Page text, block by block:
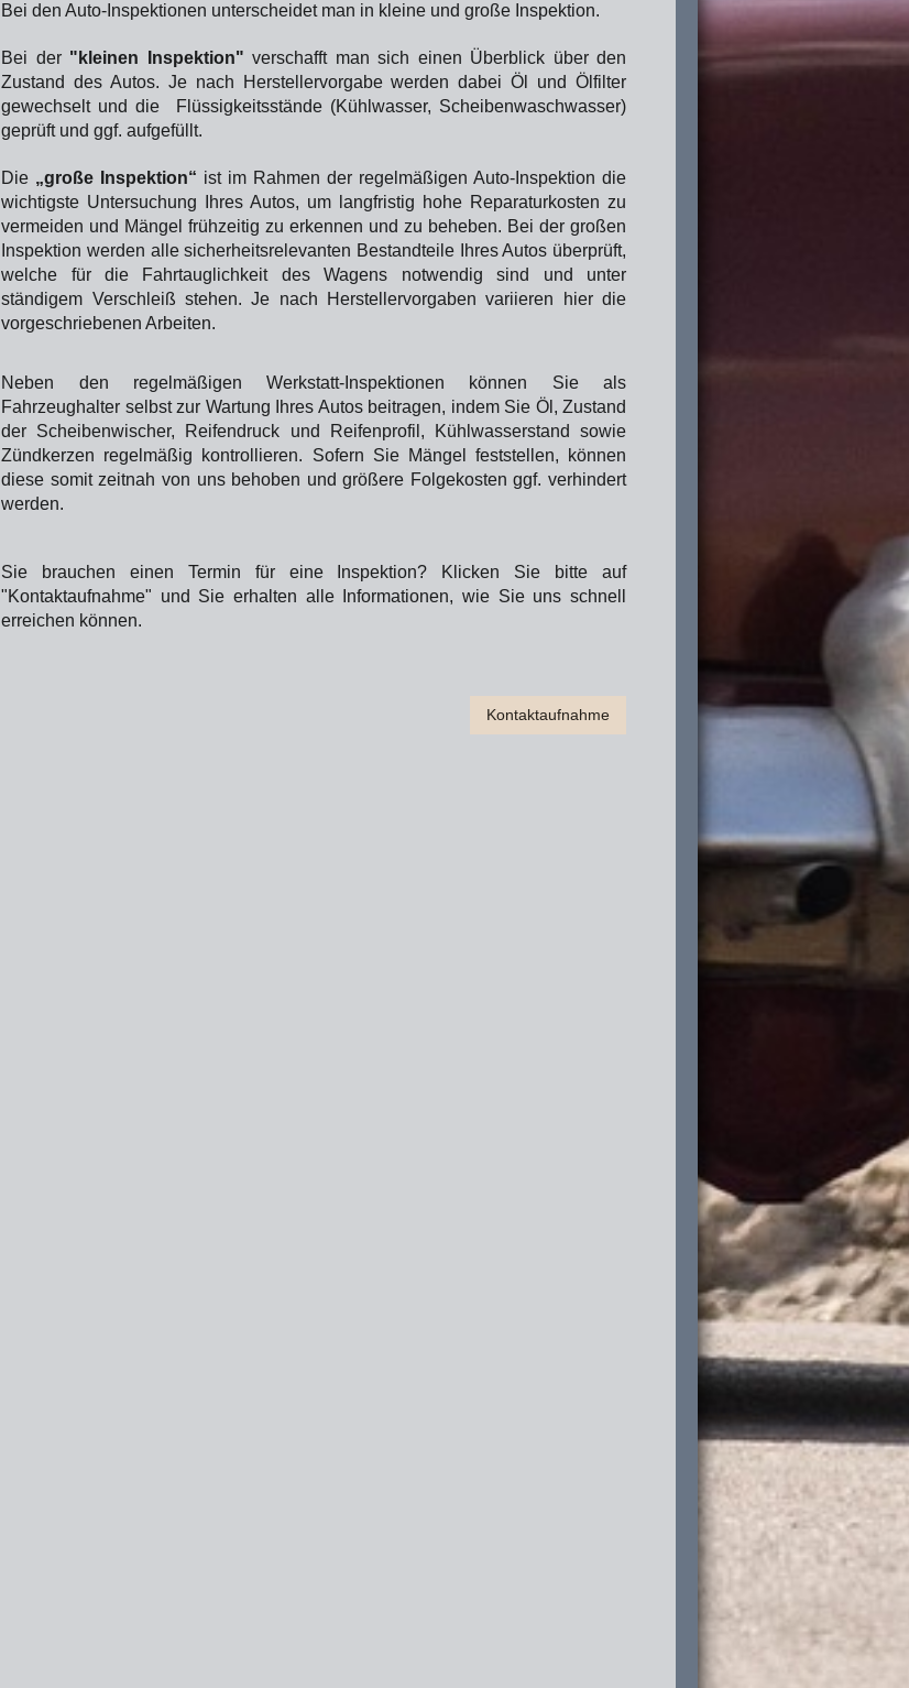
Bei den Auto-Inspektionen unterscheidet man in kleine und große Inspektion.
Bei der "kleinen Inspektion" verschafft man sich einen Überblick über den
Zustand des Autos. Je nach Herstellervorgabe werden dabei Öl und Ölfilter
gewechselt und die Flüssigkeitsstände (Kühlwasser, Scheibenwaschwasser)
geprüft und ggf. aufgefüllt.
Die „große Inspektion“ ist im Rahmen der regelmäßigen Auto-Inspektion die
wichtigste Untersuchung Ihres Autos, um langfristig hohe Reparaturkosten zu
vermeiden und Mängel frühzeitig zu erkennen und zu beheben. Bei der großen
Inspektion werden alle sicherheitsrelevanten Bestandteile Ihres Autos überprüft,
welche für die Fahrtauglichkeit des Wagens notwendig sind und unter
ständigem Verschleiß stehen. Je nach Herstellervorgaben variieren hier die
vorgeschriebenen Arbeiten.
Neben den regelmäßigen Werkstatt-Inspektionen können Sie als
Fahrzeughalter selbst zur Wartung Ihres Autos beitragen, indem Sie Öl, Zustand
der Scheibenwischer, Reifendruck und Reifenprofil,
Kühlwasserstand sowie
Zündkerzen regelmäßig kontrollieren. Sofern Sie Mängel feststellen, können
diese somit zeitnah von uns behoben und größere Folgekosten ggf. verhindert
werden.
Sie brauchen einen Termin für eine Inspektion? Klicken Sie bitte auf
"Kontaktaufnahme" und Sie erhalten alle Informationen, wie Sie uns schnell
erreichen können.
Kontaktaufnahme